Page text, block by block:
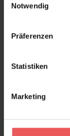
Notwendig
Präferenzen
Statistiken
Marketing